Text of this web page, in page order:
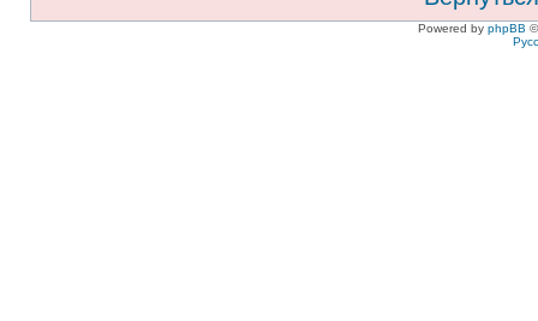
Powered by phpBB